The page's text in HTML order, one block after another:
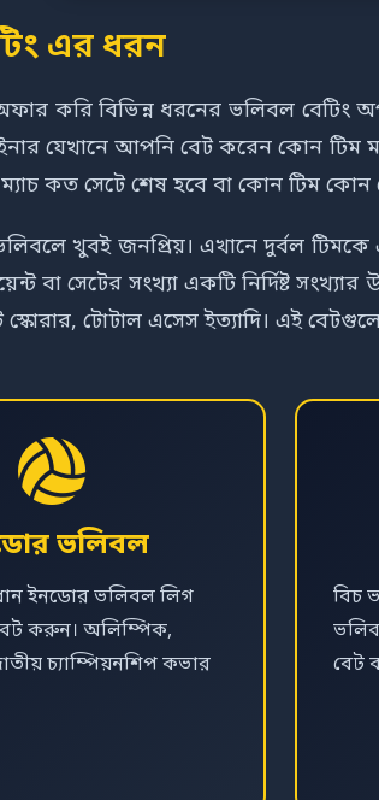
এর ধরন
করি বিভিন্ন ধরনের ভলিবল বেটিং
যেখানে আপনি বেট করেন কোন টিম
কত সেটে শেষ হবে বা কোন টিম কোন
ভলিবলে খুবই জনপ্রিয়। এখানে দুর্বল
বা সেটের সংখ্যা একটি নির্দিষ্ট
স্কোরার, টোটাল এসেস ইত্যাদি। এই
ভলিবল
ইনডোর ভলিবল লিগ
বেট করুন। অলিম্পিক,
চ্যাম্পিয়নশিপ কভার
বিচ
বেট